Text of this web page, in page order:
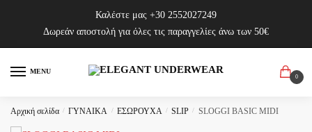
Καλέστε μας +30 2552027249
Δωρεάν αποστολή για όλες τις παραγγελίες άνω των 50€
MENU
0
Αρχική σελίδα / ΓΥΝΑΙΚΑ / ΕΣΩΡΟΥΧΑ / SLIP / SLOGGI BASIC MIDI